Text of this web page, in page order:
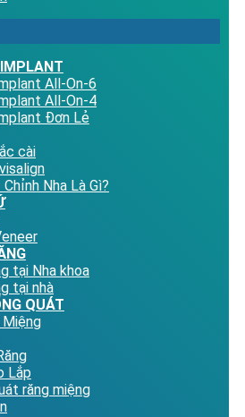
All-On-6
All-On-4
Đơn Lẻ
cài
Nha Là Gì?
tại Nha khoa
tại nhà
QUÁT
Miệng
Lắp
răng miệng